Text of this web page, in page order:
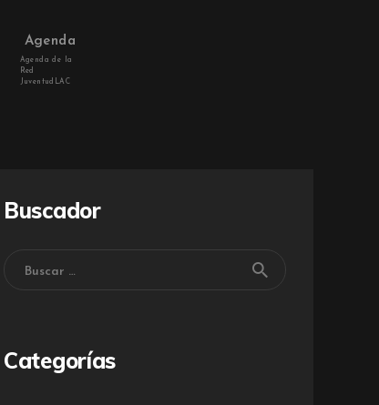
Agenda
Agenda de la
Red
JuventudLAC
Buscador
Categorías